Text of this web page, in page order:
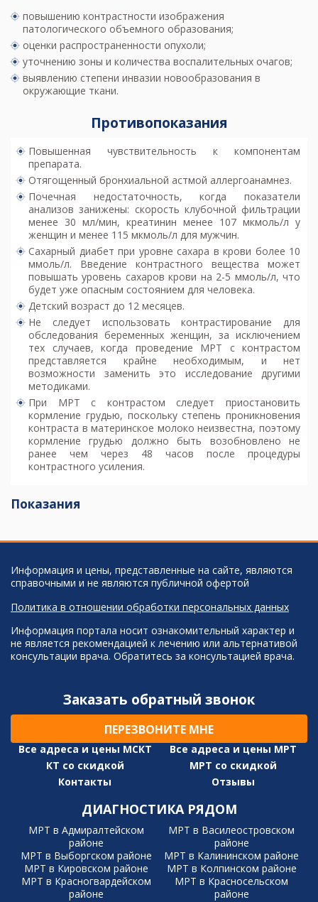
повышению контрастности изображения
патологического объемного образования;
оценки распространенности опухоли;
уточнению зоны и количества воспалительных очагов;
выявлению степени инвазии новообразования в
окружающие ткани.
Противопоказания
Повышенная чувствительность к компонентам
препарата.
Отягощенный бронхиальной астмой аллергоанамнез.
Почечная недостаточность, когда показатели
анализов занижены: скорость клубочной фильтрации
менее 30 мл/мин, креатинин менее 107 мкмоль/л у
женщин и менее 115 мкмоль/л для мужчин.
Сахарный диабет при уровне сахара в крови более 10
ммоль/л. Введение контрастного вещества может
повышать уровень сахаров крови на 2-5 ммоль/л, что
будет уже опасным состоянием для человека.
Детский возраст до 12 месяцев.
Не следует использовать контрастирование для
обследования беременных женщин, за исключением
тех случаев, когда проведение МРТ с контрастом
представляется крайне необходимым, и нет
возможности заменить это исследование другими
методиками.
При МРТ с контрастом следует приостановить
кормление грудью, поскольку степень проникновения
контраста в материнское молоко неизвестна, поэтому
кормление грудью должно быть возобновлено не
ранее чем через 48 часов после процедуры
контрастного усиления.
Показания
Информация и цены, представленные на сайте, являются
справочными и не являются публичной офертой
Политика в отношении обработки персональных данных
Информация портала носит ознакомительный характер и
не является рекомендацией к лечению или альтернативой
консультации врача. Обратитесь за консультацией врача.
Заказать обратный звонок
ПЕРЕЗВОНИТЕ МНЕ
Все адреса и цены МСКТ
Все адреса и цены МРТ
КТ со скидкой
МРТ со скидкой
Контакты
Отзывы
ДИАГНОСТИКА РЯДОМ
МРТ в Адмиралтейском
районе
МРТ в Василеостровском
районе
МРТ в Выборгском районе
МРТ в Калининском районе
МРТ в Кировском районе
МРТ в Колпинском районе
МРТ в Красногвардейском
районе
МРТ в Красносельском
районе